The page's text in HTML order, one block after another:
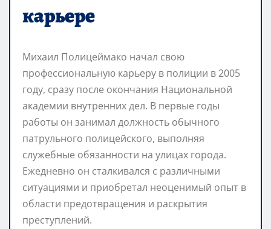
карьере
Михаил Полицеймако начал свою
профессиональную карьеру в полиции в 2005
году, сразу после окончания Национальной
академии внутренних дел. В первые годы
работы он занимал должность обычного
патрульного полицейского, выполняя
служебные обязанности на улицах города.
Ежедневно он сталкивался с различными
ситуациями и приобретал неоценимый опыт в
области предотвращения и раскрытия
преступлений.